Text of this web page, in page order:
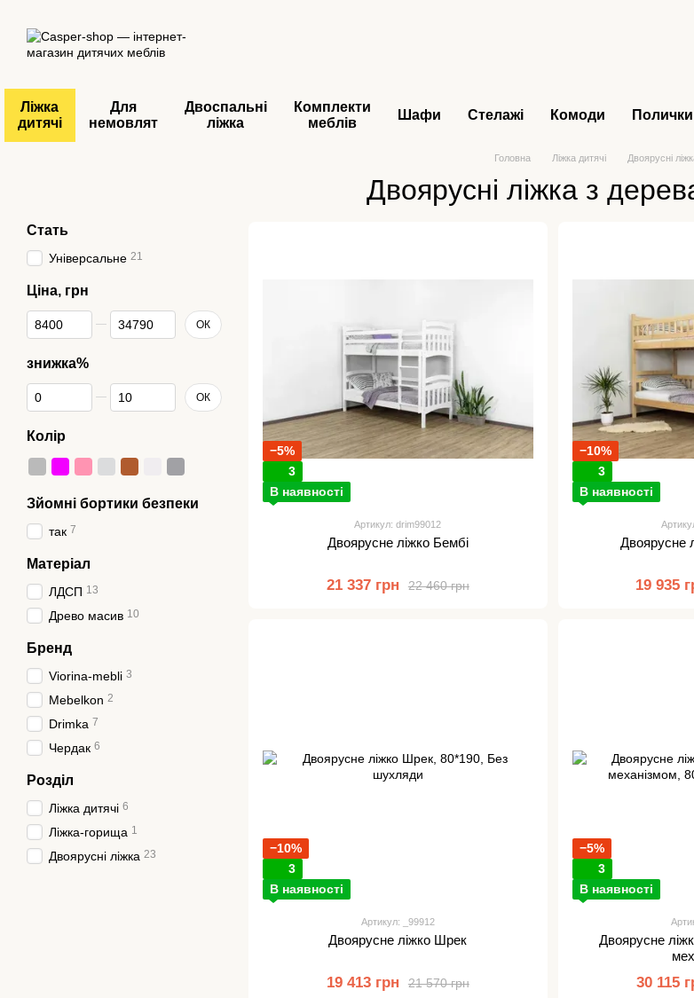
Ліжка
дитячі
Для
немовлят
Двоспальні
ліжка
Комплекти
меблів
Шафи Стелажі Комоди Полички
Головна Ліжка дитячі Двоярусні
Двоярусні ліжка з
−5%
3
В наявності
Артикул: drim99012
Двоярусне ліжко Бембі
22 460 грн
21 337 грн
−10%
3
В наявності
Двоярусне
19 935
−10%
3
В наявності
Артикул: _99912
Двоярусне ліжко Шрек
21 570 грн
19 413 грн
−5%
3
В наявності
Двоярусне
30 115
Стать
Універсальне 21
Ціна, грн
Від Ціна, грн
До Ціна, грн ОК
знижка%
Від знижка%
До знижка% ОК
Колір
Зйомні бортики безпеки
так 7
Матеріал
ЛДСП 13
Древо масив 10
Бренд
Viorina-mebli 3
Mebelkon 2
Drimka 7
Чердак 6
Розділ
Ліжка дитячі 6
Ліжка-горища 1
Двоярусні ліжка 23